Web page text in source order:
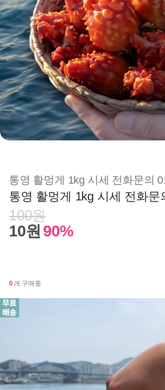
통영 활멍게 1kg 시세 전화문의
통영 활멍게 1kg 시세 전화문
100원
10원 90%
0 개 구매중